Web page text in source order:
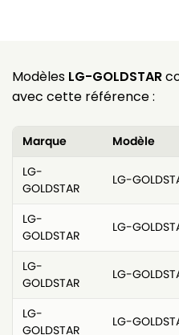
Modèles LG-GOLDSTAR
avec cette référence :
Marque
Modèle
LG-
GOLDSTAR
LG-
LG-
GOLDSTAR
LG-
LG-
GOLDSTAR
LG-
LG-
GOLDSTAR
LG-